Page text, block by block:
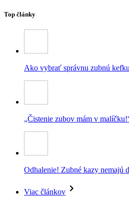
Top články
Ako vybrať správnu zubnú
„Čistenie zubov mám v
Odhalenie! Zubné kazy nemajú
Viac článkov